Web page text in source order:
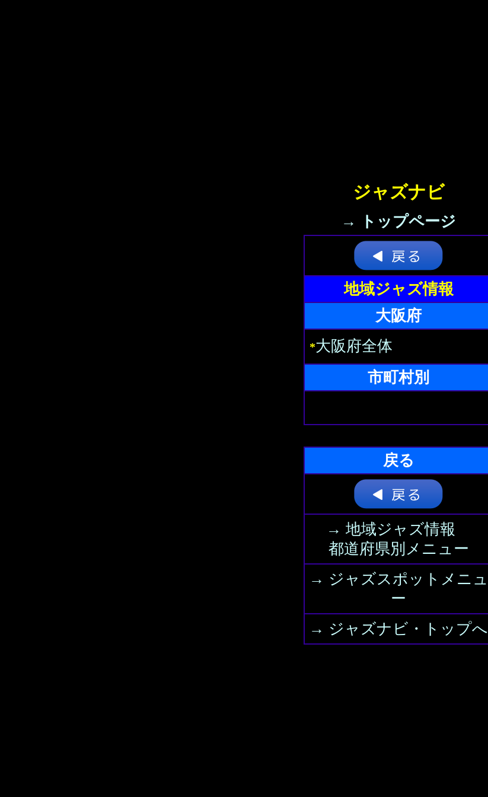
ジャズナビ
→ トップページ
地域ジャズ情報
大阪府
*大阪府全体
市町村別
戻る
→ 地域ジャズ情報
都道府県別メニュー
→ ジャズスポットメニュ
ー
→ ジャズナビ・トップへ